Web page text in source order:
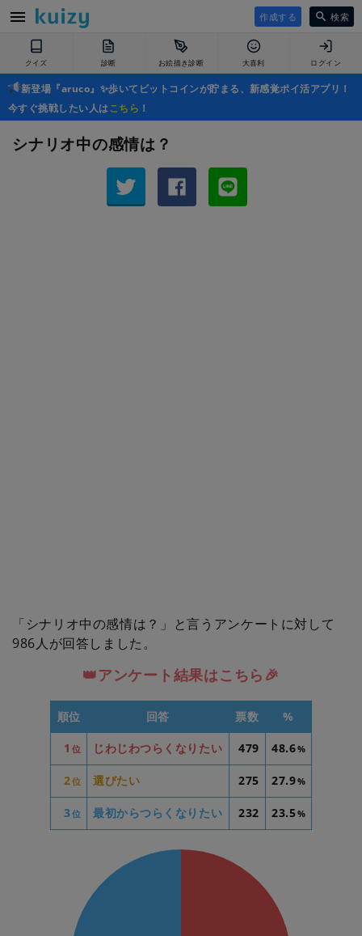
作成する 検索
クイズ 診断 お絵描き診断 大喜利 ログイン
新登場『aruco』✨歩いてビットコインが貯まる、新感覚ポイ活アプリ！
今すぐ挑戦したい人はこちら ！
シナリオ中の感情は？
「シナリオ中の感情は？」と言うアンケートに対して
986人が回答しました。
👑アンケート結果はこちら🎉
順位 回答 票数 %
1 位 じわじわつらくなりたい 479 48.6%
2位 選びたい 275 27.9%
3位 最初からつらくなりたい 232 23.5%